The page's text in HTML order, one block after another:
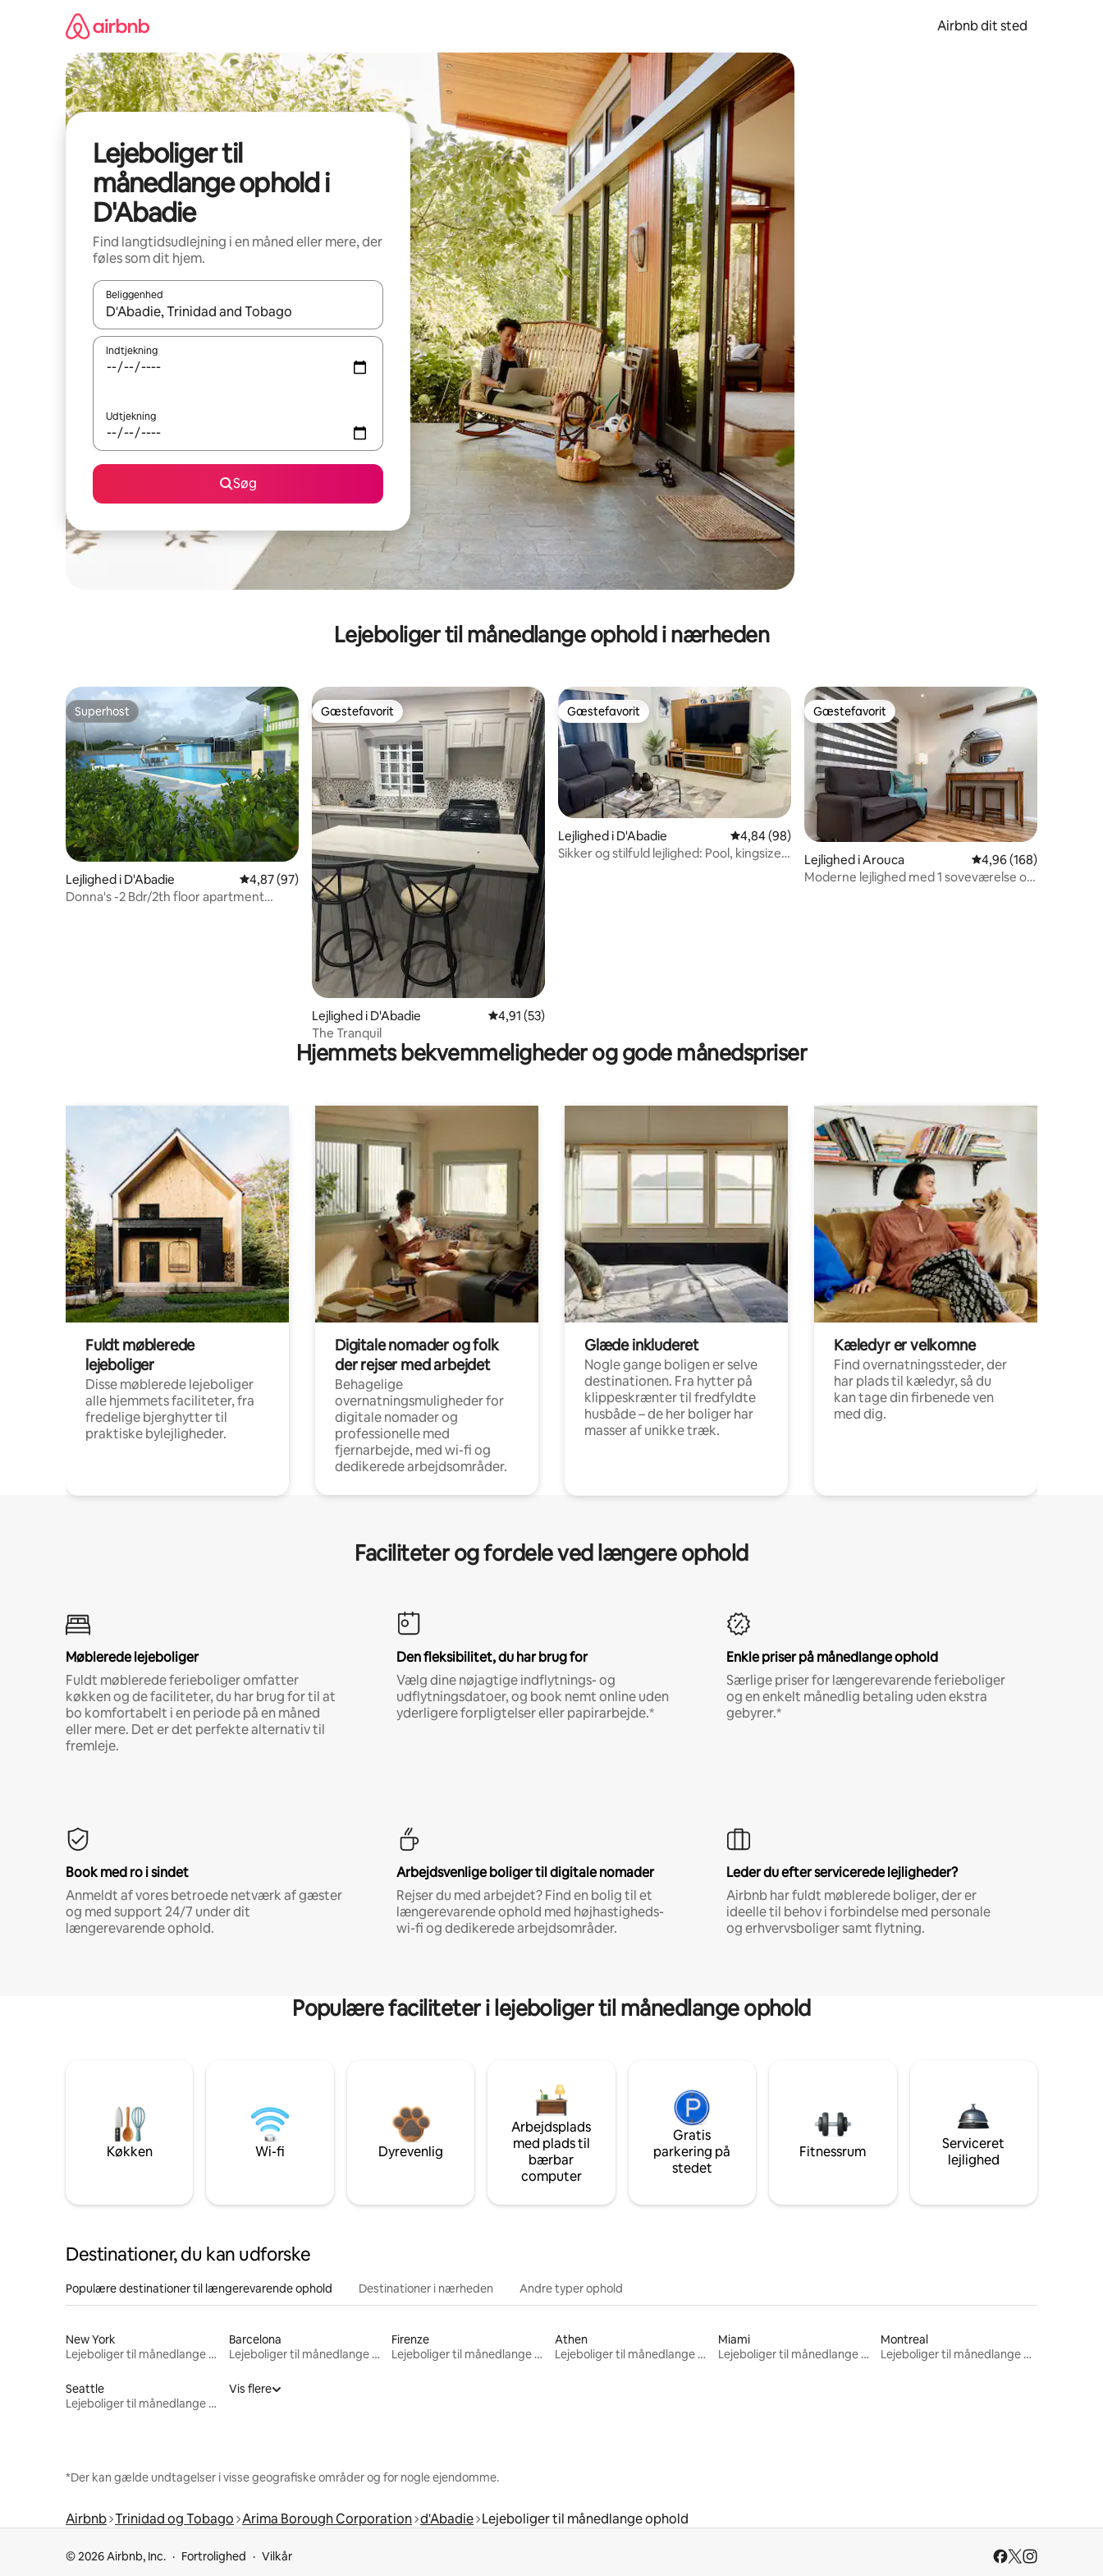
Airbnb dit sted
Lejeboliger til
månedlange ophold i
D'Abadie
Find langtidsudlejning i en måned eller mere, der
føles som dit hjem.
Beliggenhed
Når resultaterne er tilgængelige, skal du navigere med piletasterne op og ned eller se mere ved at trykke eller stryge.
Indtjekning
Udtjekning
Søg
Lejeboliger til månedlange ophold i nærheden
Superhost
Superhost
Lejlighed i D'Abadie 4,87 ud af 5 i gennemsnitlig bedømmelse, 97 omtaler
4,87 (97)
Donna's -2 Bdr/2th floor apartment
Gæstefavorit
Gæstefavorit
Lejlighed i D'Abadie 4,91 ud af 5 i gennemsnitlig bedømmelse, 53 omtaler
4,91 (53)
The Tranquil
Gæstefavorit
Gæstefavorit
Lejlighed i D'Abadie 4,84 ud af 5 i gennemsnitlig bedømmelse, 98 omtaler
4,84 (98)
Sikker og stilfuld lejlighed: Pool, kingsize-
Gæstefavorit
Gæstefavorit
Lejlighed i Arouca 4,96 ud af 5 i
4,96 (168)
Moderne lejlighed med 1 soveværelse og
Hjemmets bekvemmeligheder og gode månedspriser
Fuldt møblerede
lejeboliger
Disse møblerede lejeboliger
alle hjemmets faciliteter, fra
fredelige bjerghytter til
praktiske bylejligheder.
Digitale nomader og folk
der rejser med arbejdet
Behagelige
overnatningsmuligheder for
digitale nomader og
professionelle med
fjernarbejde, med wi-fi og
dedikerede arbejdsområder.
Glæde inkluderet
Nogle gange boligen er selve
destinationen. Fra hytter på
klippeskrænter til fredfyldte
husbåde – de her boliger har
masser af unikke træk.
Kæledyr er velkomne
Find overnatningssteder, der
har plads til kæledyr, så du
kan tage din firbenede ven
med dig.
Faciliteter og fordele ved længere ophold
Møblerede lejeboliger
Fuldt møblerede ferieboliger omfatter
køkken og de faciliteter, du har brug for til at
bo komfortabelt i en periode på en måned
eller mere. Det er det perfekte alternativ til
fremleje.
Den fleksibilitet, du har brug for
Vælg dine nøjagtige indflytnings- og
udflytningsdatoer, og book nemt online uden
yderligere forpligtelser eller papirarbejde.*
Enkle priser på månedlange ophold
Særlige priser for længerevarende ferieboliger
og en enkelt månedlig betaling uden ekstra
gebyrer.*
Book med ro i sindet
Anmeldt af vores betroede netværk af gæster
og med support 24/7 under dit
længerevarende ophold.
Arbejdsvenlige boliger til digitale nomader
Rejser du med arbejdet? Find en bolig til et
længerevarende ophold med højhastigheds-
wi-fi og dedikerede arbejdsområder.
Leder du efter servicerede lejligheder?
Airbnb har fuldt møblerede boliger, der er
ideelle til behov i forbindelse med personale
og erhvervsboliger samt flytning.
Populære faciliteter i lejeboliger til månedlange ophold
Køkken Wi-fi Dyrevenlig
Arbejdsplads
med plads til
bærbar
computer
Gratis
parkering på
stedet
Fitnessrum
Serviceret
lejlighed
Destinationer, du kan udforske
Populære destinationer til længerevarende ophold Destinationer i nærheden Andre typer ophold
New York
Lejeboliger til månedlange ophold
Barcelona
Lejeboliger til månedlange ophold
Firenze
Lejeboliger til månedlange ophold
Athen
Lejeboliger til månedlange ophold
Miami
Lejeboliger til månedlange ophold
Montreal
Lejeboliger til månedlange ophold
Seattle
Lejeboliger til månedlange ophold
Vis flere
*Der kan gælde undtagelser i visse geografiske områder og for nogle ejendomme.
Airbnb Trinidad og Tobago Arima Borough Corporation d'Abadie Lejeboliger til månedlange ophold
© 2026 Airbnb, Inc. Fortrolighed Vilkår